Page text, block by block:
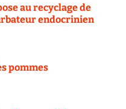
au recyclage de
endocrinien
pommes